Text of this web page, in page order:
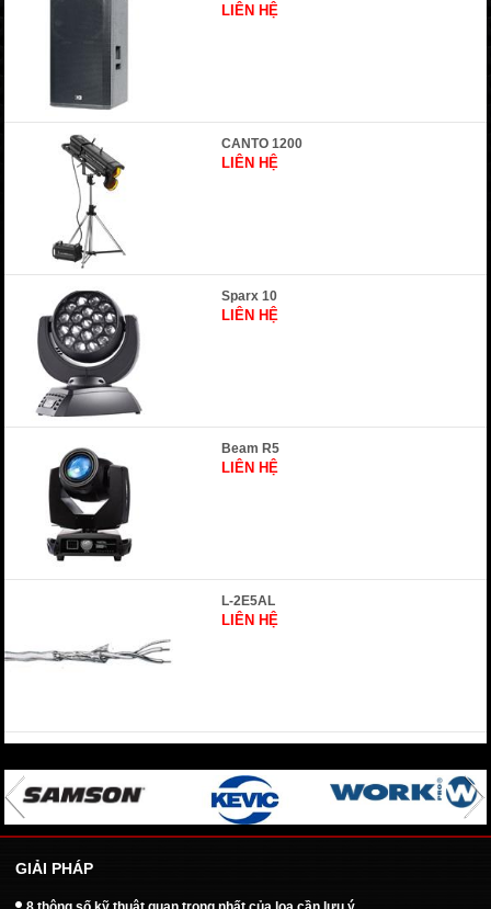
LIÊN HỆ
CANTO 1200
LIÊN HỆ
Sparx 10
LIÊN HỆ
Beam R5
LIÊN HỆ
L-2E5AL
LIÊN HỆ
GIẢI PHÁP